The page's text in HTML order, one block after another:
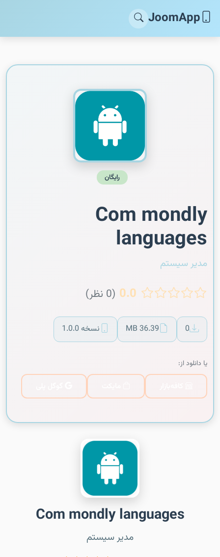
JoomApp
رایگان
Com mondly
languages
مدیر سیستم
0.0 (0 نظر)
0
36.39 MB نسخه 1.0.0
یا دانلود از:
Com mondly languages
مدیر سیستم